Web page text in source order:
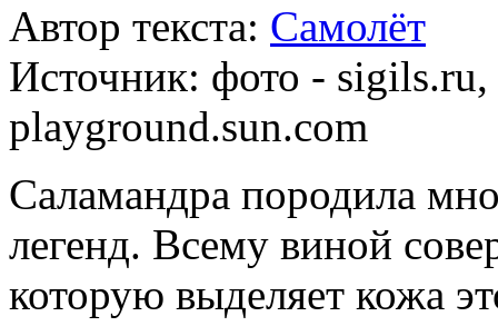
Автор текста: Самолёт
Источник: фото - sigils.ru,
playground.sun.com
Саламандра породила
легенд. Всему виной
которую выделяет кожа